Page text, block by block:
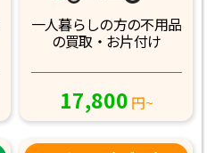
一人暮らしの方の不用品
の買取・お片付け
17,800 円~